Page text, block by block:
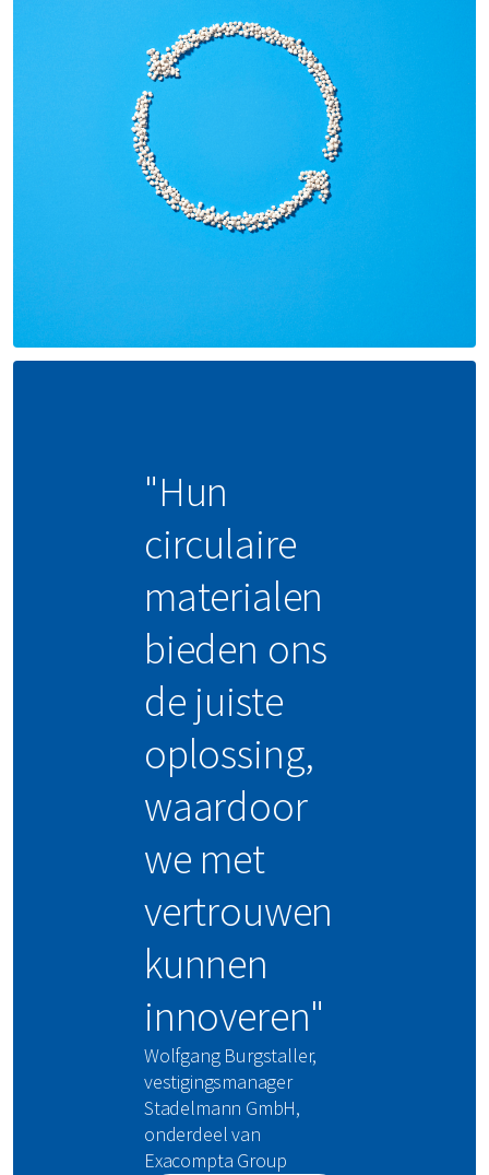
"Hun
circulaire
materialen
bieden ons
de juiste
oplossing,
waardoor
we met
vertrouwen
kunnen
innoveren"
Wolfgang Burgstaller,
vestigingsmanager
Stadelmann GmbH,
onderdeel van
Exacompta Group